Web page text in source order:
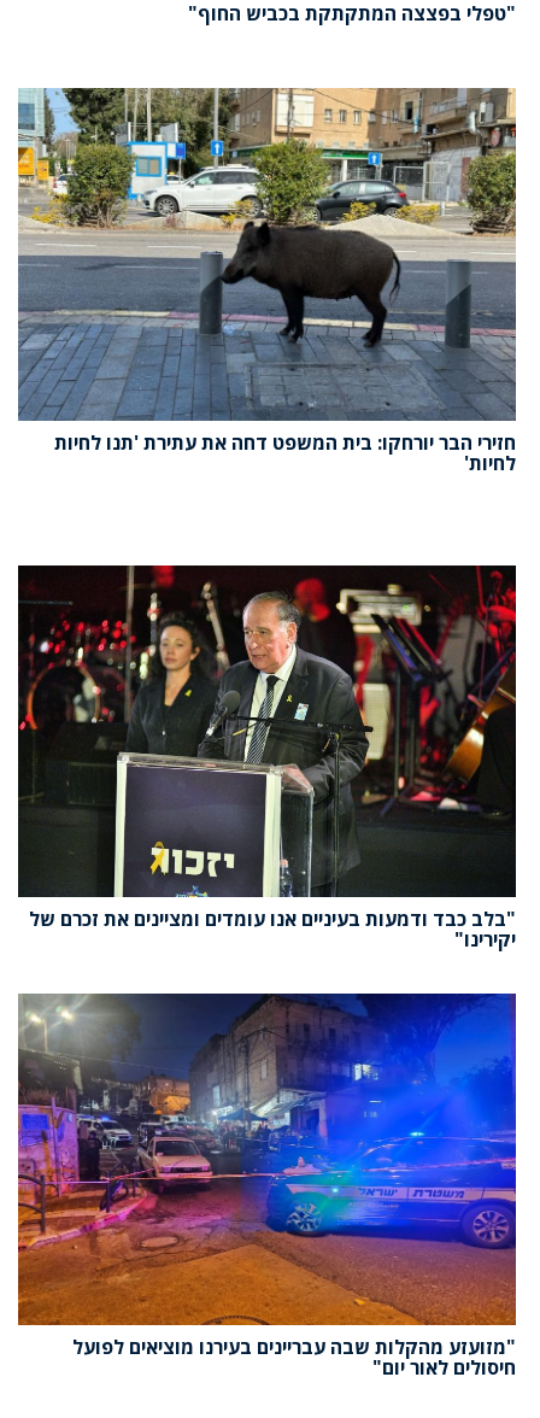
"טפלי בפצצה המתקתקת בכביש החוף"
חזירי הבר יורחקו: בית המשפט דחה את עתירת 'תנו לחיות
לחיות'
"בלב כבד ודמעות בעיניים אנו עומדים ומציינים את זכרם של
יקירינו"
"מזועזע מהקלות שבה עבריינים בעירנו מוציאים לפועל
חיסולים לאור יום"